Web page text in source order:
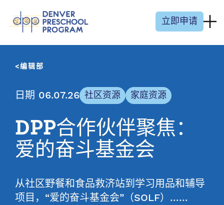
立即申请
编辑部
日期 06.07.26 社区资源 家庭资源
DPP合作伙伴聚焦：
爱的奋斗基金会
从社区野餐和食品救济站到学习用品和辅导
项目，“爱的奋斗基金会”（SOLF）……